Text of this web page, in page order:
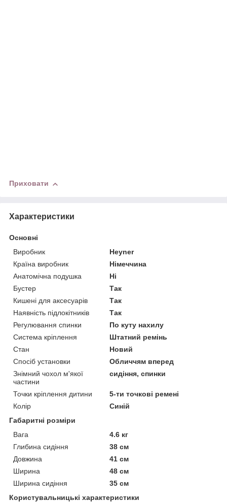
Приховати
Характеристики
Основні
Виробник
Heyner
Країна виробник
Німеччина
Анатомічна подушка
Ні
Бустер
Так
Кишені для аксесуарів
Так
Наявність підлокітників
Так
Регулювання спинки
По куту нахилу
Система кріплення
Штатний ремінь
Стан
Новий
Спосіб установки
Обличчям вперед
Знімний чохол м'якої
частини
сидіння, спинки
Точки кріплення дитини
5-ти точкові ремені
Колір
Синій
Габаритні розміри
Вага
4.6 кг
Глибина сидіння
38 см
Довжина
41 см
Ширина
48 см
Ширина сидіння
35 см
Користувальницькі характеристики